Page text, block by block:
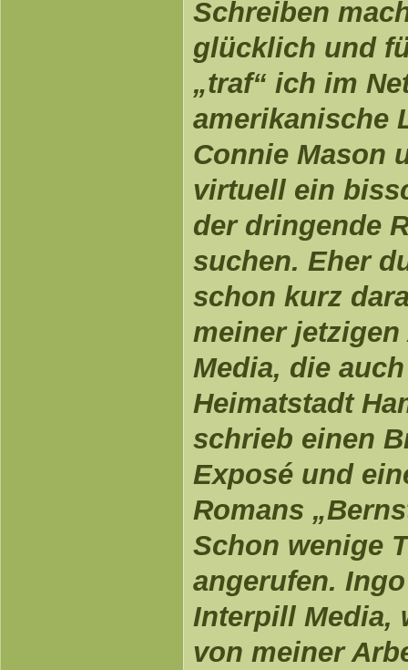
Schreiben
glücklich und
„traf“ ich im
amerikanische
Connie Mason
virtuell ein
der dringende
suchen. Eher
schon kurz
meiner
Media, die
Heimatstadt
schrieb einen
Exposé und
Romans
Schon wenige
angerufen.
Interpill Media,
von meiner